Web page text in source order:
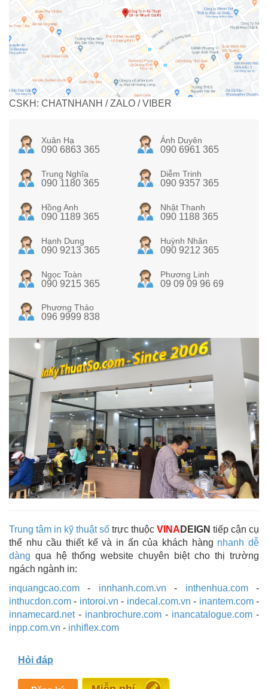
CSKH: CHATNHANH / ZALO / VIBER
Xuân Hạ
090 6863 365
Ánh Duyên
090 6961 365
Trung Nghĩa
090 1180 365
Diễm Trinh
090 9357 365
Hồng Anh
090 1189 365
Nhật Thanh
090 1188 365
Hạnh Dung
090 9213 365
Huỳnh Nhân
090 9212 365
Ngọc Toàn
090 9215 365
Phương Linh
09 09 09 96 69
Phương Thảo
096 9999 838
Trung tâm in kỹ thuật số trực thuộc VINA DEIGN tiếp cận cụ
thể nhu cầu thiết kế và in ấn của khách hàng nhanh dễ
dàng qua hệ thống website chuyên biệt cho thị trường
ngách ngành in:
inquangcao.com - innhanh.com.vn - inthenhua.com-
inthucdon.com - intoroi.vn - indecal.com.vn - inantem.com-
innamecard.net- inanbrochure.com - inancatalogue.com -
inpp.com.vn - inhiflex.com
Hỏi đáp